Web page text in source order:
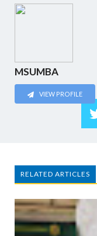
MSUMBA
VIEW PROFILE
RELATED ARTICLES